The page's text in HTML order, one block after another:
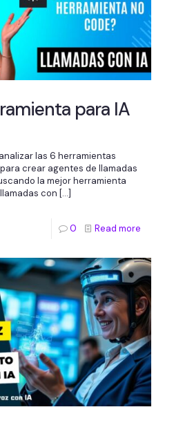
para IA
las 6 herramientas
crear agentes de llamadas
la mejor herramienta
con […]
0 Read more